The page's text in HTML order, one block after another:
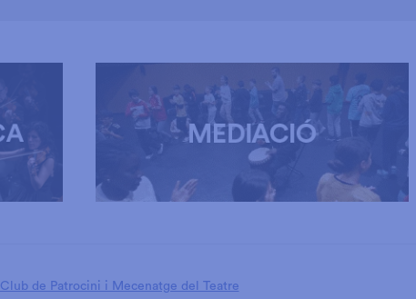
Club de Patrocini i Mecenatge del Teatre